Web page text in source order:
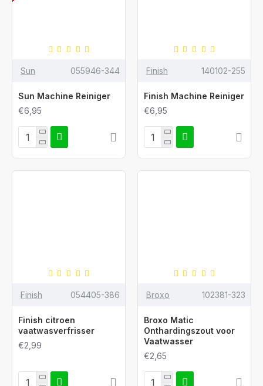
Sun 055946-344
Sun Machine Reiniger
€6,95
Finish 140102-255
Finish Machine Reiniger
€6,95
Finish 054405-386
Finish citroen
vaatwasverfrisser
€2,99
Broxo 102381-323
Broxo Matic
Onthardingszout voor
Vaatwasser
€2,65